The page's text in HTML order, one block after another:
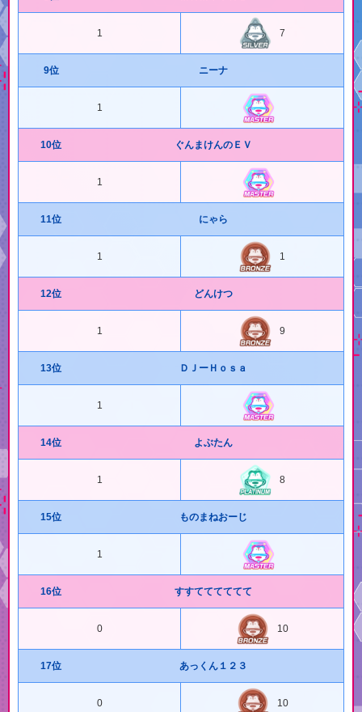
1 7
9位 ニーナ
1
10位 ぐんまけんのＥＶ
1
11位 にゃら
1 1
12位 どんけつ
1 9
13位 ＤＪーＨｏｓａ
1
14位 よぶたん
1 8
15位 ものまねおーじ
1
16位 すすてててててて
0 10
17位 あっくん１２３
0 10